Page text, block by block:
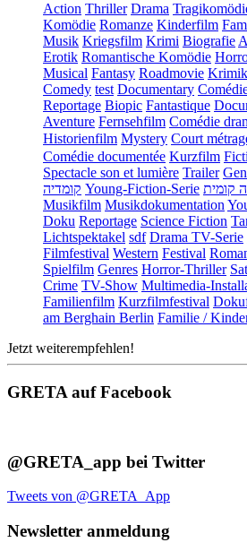
Action Thriller Drama
Komödie Romanze Kinderfilm
Musik Kriegsfilm Krimi Biografie
Erotik Romantische Komödie
Musical Fantasy Roadmovie
Comedy test Documentary
Reportage Biopic Fantastique
Aventure Fernsehfilm Comédie
Historienfilm Mystery Court
Comédie documentée Kurzfilm
Spectacle son et lumière Trailer
קומדיה Young-Fiction-Serie קומית
Musikfilm Musikdokumentation
Doku Reportage Science Fiction
Lichtspektakel sdf Drama TV-Serie
Filmfestival Western Festival
Spielfilm Genres Horror-Thriller
Crime TV-Show Multimedia-
Familienfilm Kurzfilmfestival
am Berghain Berlin Familie /
Jetzt weiterempfehlen!
GRETA auf Facebook
@GRETA_app bei Twitter
Tweets von @GRETA_App
Newsletter anmeldung